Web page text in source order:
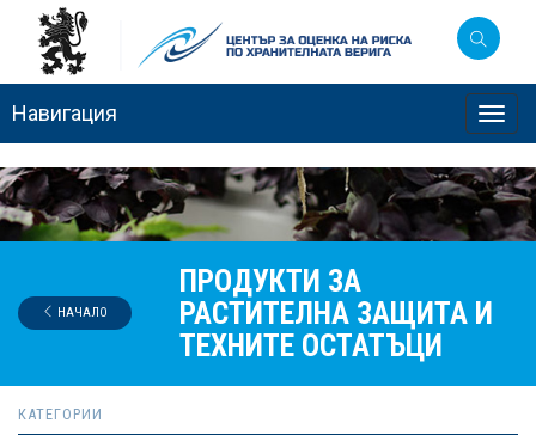
Навигация
ПРОДУКТИ ЗА
РАСТИТЕЛНА ЗАЩИТА И
ТЕХНИТЕ ОСТАТЪЦИ
НАЧАЛО
КАТЕГОРИИ